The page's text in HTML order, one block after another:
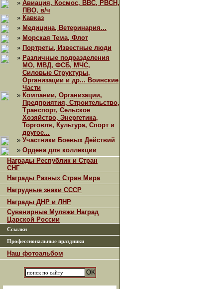
» Авиация, Космос, ВВС, РВСН,
ПВО, в/ч
» Кавказ
» Медицина, Ветеринария...
» Морская Тема, Флот
» Портреты, Известные люди
» Различные подразделения
МО, МВД, ФСБ, МЧС,
Силовые Структуры,
Организации и др... Воинские
Части
» Компании, Организации,
Предприятия, Строительство,
Транспорт, Сельское
Хозяйство, Энергетика,
Торговля, Культура, Спорт и
другое...
» Участники Боевых Действий
» Ордена для коллекции
Награды Республик и Стран
СНГ
Награды Разных Стран Мира
Нагрудные знаки СССР
Награды ДНР и ЛНР
Сувенирные Муляжи Наград
Царской России
Ссылки
Профессиональные праздники
Наш фотоальбом